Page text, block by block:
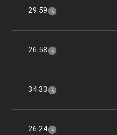
29:59
26:58
34:33
26:24